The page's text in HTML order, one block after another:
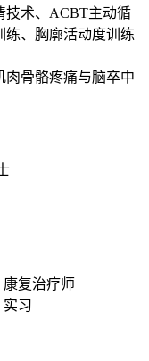
技术、ACBT主动循
练、胸廓活动度训练
肉骨骼疼痛与脑卒中
康复治疗师
实习